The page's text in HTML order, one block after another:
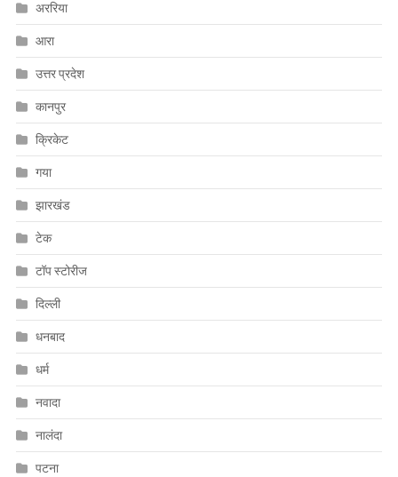
अररिया
आरा
उत्तर प्रदेश
कानपुर
क्रिकेट
गया
झारखंड
टेक
टॉप स्टोरीज
दिल्ली
धनबाद
धर्म
नवादा
नालंदा
पटना